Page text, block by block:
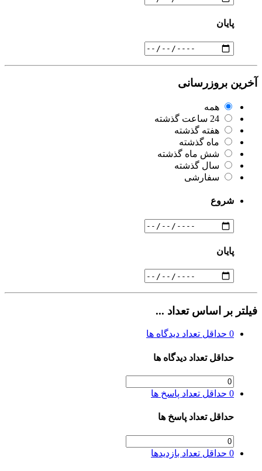
پایان
آخرین بروزرسانی
همه
24 ساعت گذشته
هفته گذشته
ماه گذشته
شش ماه گذشته
سال گذشته
سفارشی
شروع
پایان
فیلتر بر اساس تعداد ...
0 حداقل تعداد دیدگاه ها
حداقل تعداد دیدگاه ها
0 حداقل تعداد پاسخ ها
حداقل تعداد پاسخ ها
0 حداقل تعداد بازدیدها